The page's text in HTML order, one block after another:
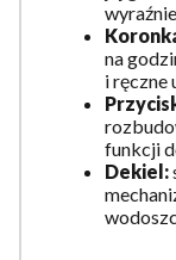
na
i ręczne
funkcji
Dekiel: